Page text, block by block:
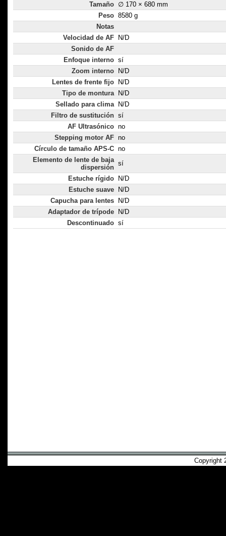
Tamaño ∅ 170 × 680 mm
Peso 8580 g
Notas
Velocidad de AF
N/D
Sonido de AF
Enfoque interno sí
Zoom interno
N/D
Lentes de frente fijo
N/D
Tipo de montura
N/D
Sellado para clima
N/D
Filtro de sustitución sí
AF Ultrasónico no
Stepping motor AF no
Círculo de tamaño APS-C no
Elemento de lente de baja
dispersión
sí
Estuche rígido
N/D
Estuche suave
N/D
Capucha para lentes
N/D
Adaptador de trípode
N/D
Descontinuado sí
Copyright